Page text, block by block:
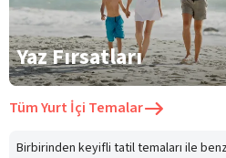
Yaz Fırsatları
TümYurt İçi Temalar
Birbirinden keyifli tatil temaları ile